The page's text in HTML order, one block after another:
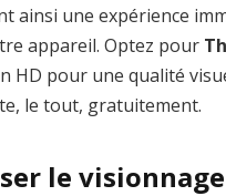
ainsi une expérience
appareil. Optez pour
HD pour une qualité
le tout, gratuitement.
le